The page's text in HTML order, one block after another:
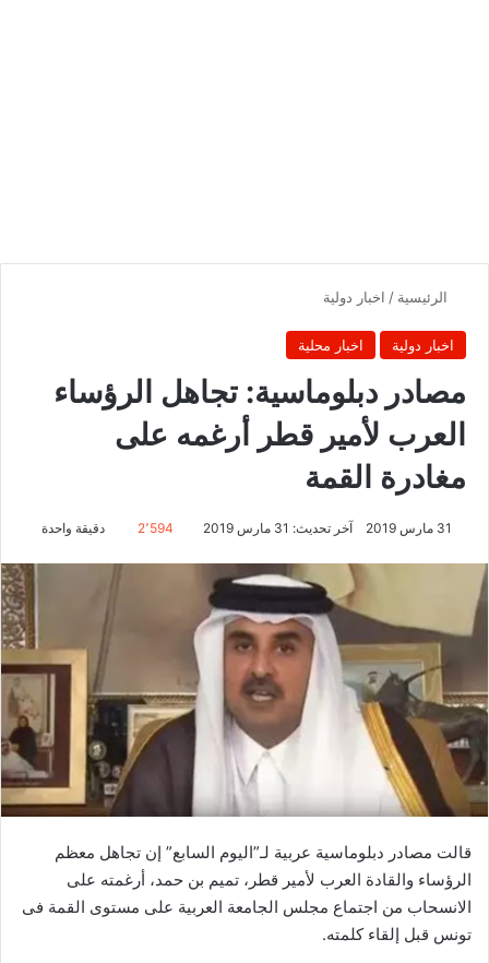
الرئيسية / اخبار دولية
اخبار دولية اخبار محلية
مصادر دبلوماسية: تجاهل الرؤساء
العرب لأمير قطر أرغمه على
مغادرة القمة
31 مارس 2019 آخر تحديث: 31 مارس 2019 2٬594 دقيقة واحدة
قالت مصادر دبلوماسية عربية لـ”اليوم السابع” إن تجاهل معظم
الرؤساء والقادة العرب لأمير قطر، تميم بن حمد، أرغمته على
الانسحاب من اجتماع مجلس الجامعة العربية على مستوى القمة فى
تونس قبل إلقاء كلمته.